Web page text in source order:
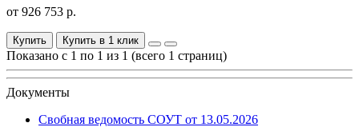
от 926 753 р.
Купить Купить в 1 клик
Показано с 1 по 1 из 1 (всего 1 страниц)
Документы
Свобная ведомость СОУТ от 13.05.2026